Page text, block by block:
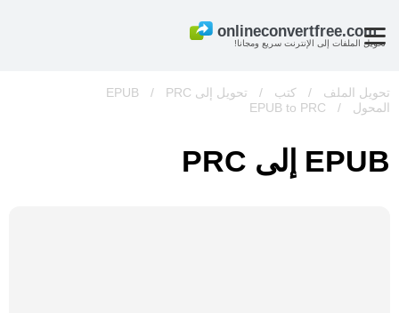
تحويل الملفات إلى الإنترنت سريع ومجانا!
تحويل الملف / كتب / تحويل إلى EPUB /
PRC
المحول
/
EPUB to PRC
EPUB إلى PRC